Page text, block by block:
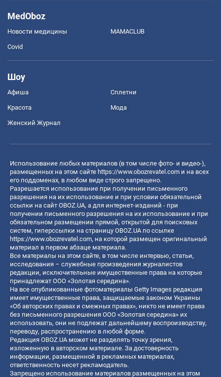
MedOboz
Новости медицины MAMACLUB
Covid
Шоу
Афиша Сплетни
Красота Мода
Женский Журнал
Использование любых материалов (в том числе фото- и видео-),
размещенных на этом сайте https://www.obozrevatel.com и на всех
его поддоменах, в любом виде строго запрещено.
Разрешается использование при получении письменного
разрешения на их использование и при условии обязательной
ссылки на сайт OBOZ.UA, а для интернет-изданий - при
получении письменного разрешения на их использование и при
обязательном размещении прямой, открытой для поисковых
систем, гиперссылки на страницу OBOZ.UA по ссылке
https://www.obozrevatel.com, на которой размещен оригинальный
материал в первом абзаце материала.
Все материалы на этом сайте, в том числе интервью, статьи,
исследования – служебные произведения журналистов
редакции, исключительные имущественные права на которые
принадлежат ООО «Золотая середина».
На все опубликованные фотоматериалы Getty Images редакция
имеет имущественные права, защищаемые законом Украины
«Об авторских правах и смежных правах», никто не имеет права
без письменного разрешения ООО «Золотая середина» их
использовать, они не подлежат дальнейшему воспроизводству,
переводу, распространению в любой форме.
Редакция OBOZ.UA может не разделять точку зрения,
изложенную в авторском материале. За достоверность
информации, размещенной в рекламных материалах,
ответственность несет рекламодатель.
Запрещено использование материалов размещенных на этом